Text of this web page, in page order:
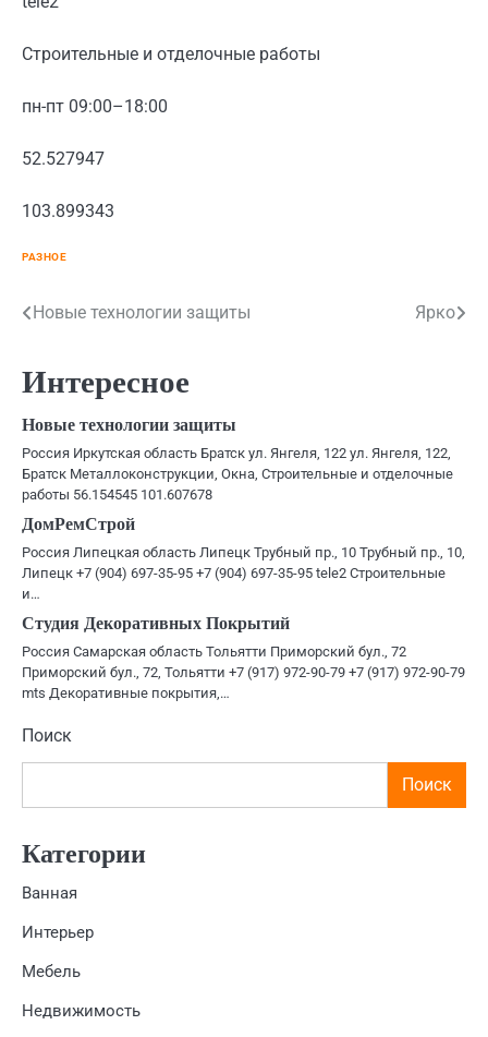
Строительные и отделочные работы
пн-пт 09:00–18:00
52.527947
103.899343
РАЗНОЕ
Навигация
записям
Новые технологии защиты Ярко
Интересное
Новые технологии защиты
Россия Иркутская область Братск ул. Янгеля, 122 ул. Янгеля, 122,
Братск Металлоконструкции, Окна, Строительные и отделочные
работы 56.154545 101.607678
ДомРемСтрой
Россия Липецкая область Липецк Трубный пр., 10 Трубный пр., 10,
Липецк +7 (904) 697-35-95 +7 (904) 697-35-95 tele2 Строительные
и…
Студия Декоративных Покрытий
Россия Самарская область Тольятти Приморский бул., 72
Приморский бул., 72, Тольятти +7 (917) 972-90-79 +7 (917) 972-90-79
mts Декоративные покрытия,…
Поиск
Поиск
Категории
Ванная
Интерьер
Мебель
Недвижимость